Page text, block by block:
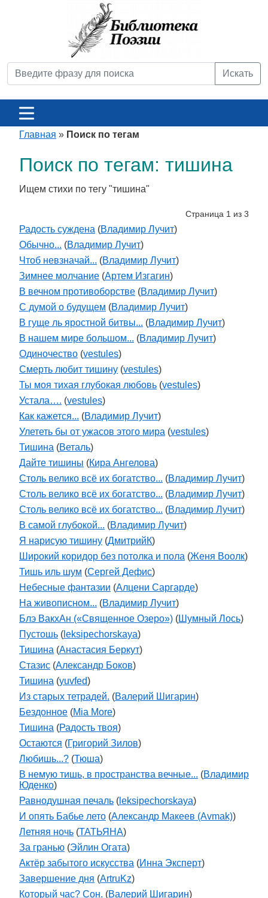
Искать
Главная » Поиск по тегам
Поиск по тегам: тишина
Ищем стихи по тегу "тишина"
Страница 1 из 3
Радость суждена (Владимир Лучит)
Обычно... (Владимир Лучит)
Чтоб невзначай... (Владимир Лучит)
Зимнее молчание (Артем Изгагин)
В вечном противоборстве (Владимир Лучит)
С думой о будущем (Владимир Лучит)
В гуще ль яростной битвы... (Владимир Лучит)
В нашем мире большом... (Владимир Лучит)
Одиночество (vestules)
Смерть любит тишину (vestules)
Ты моя тихая глубокая любовь (vestules)
Устала…. (vestules)
Как кажется... (Владимир Лучит)
Улететь бы от ужасов этого мира (vestules)
Тишина (Веталь)
Дайте тишины (Кира Ангелова)
Столь велико всё их богатство... (Владимир Лучит)
Столь велико всё их богатство... (Владимир Лучит)
Столь велико всё их богатство... (Владимир Лучит)
В самой глубокой... (Владимир Лучит)
Я нарисую тишину (ДмитрийК)
Широкий коридор без потолка и пола (Женя Воолк)
Тишь иль шум (Сергей Дефис)
Небесные фантазии (Алцени Саргарде)
На живописном... (Владимир Лучит)
Блэ ВакхАн («Священное Озеро») (Шумный Лось)
Пустошь ( leksipechorskaya)
Тишина (Анастасия Беркут)
Стазис (Александр Боков)
Тишина (yuvfed)
Из старых тетрадей. (Валерий Шигарин)
Бездонное (Mia More)
Тишина (Радость твоя)
Остаются (Григорий Зилов)
Любишь...? (Тюша)
В немую тишь, в пространства вечные... (Владимир
Юденко)
Равнодушная печаль ( leksipechorskaya)
И опять Бабье лето (Александр Макеев (Avmak))
Летняя ночь (ТАТЬЯНА)
За гранью (Эйлин Огата)
Актёр забытого искусства (Инна Эксперт)
Завершение дня (ArtruKz)
Который час? Сон. (Валерий Шигарин)